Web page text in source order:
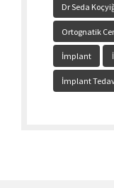
Dr Seda
Ortognatik
İmplant
İmplant